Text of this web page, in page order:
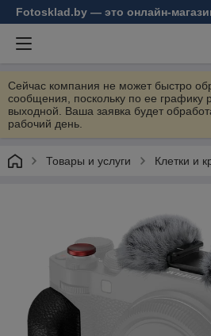
Fotosklad.by — это онлайн-
Сейчас компания не может быстро
сообщения, поскольку по ее графику
выходной. Ваша заявка будет
рабочий день.
Товары и услуги Клетки и